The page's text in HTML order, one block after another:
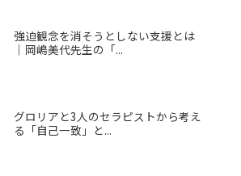
強迫観念を消そうとしない支援とは
｜岡嶋美代先生の「...
グロリアと3人のセラピストから考え
る「自己一致」と...